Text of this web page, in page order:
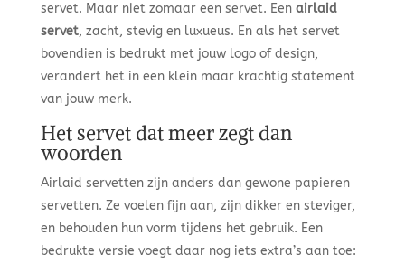
servet. Maar niet zomaar een servet. Een airlaid
servet, zacht, stevig en luxueus. En als het servet
bovendien is bedrukt met jouw logo of design,
verandert het in een klein maar krachtig statement
van jouw merk.
Het servet dat meer zegt dan
woorden
Airlaid servetten zijn anders dan gewone papieren
servetten. Ze voelen fijn aan, zijn dikker en steviger,
en behouden hun vorm tijdens het gebruik. Een
bedrukte versie voegt daar nog iets extra’s aan toe: